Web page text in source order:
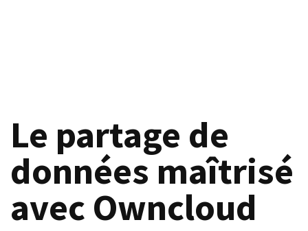
Le partage de
données maîtrisé
avec Owncloud